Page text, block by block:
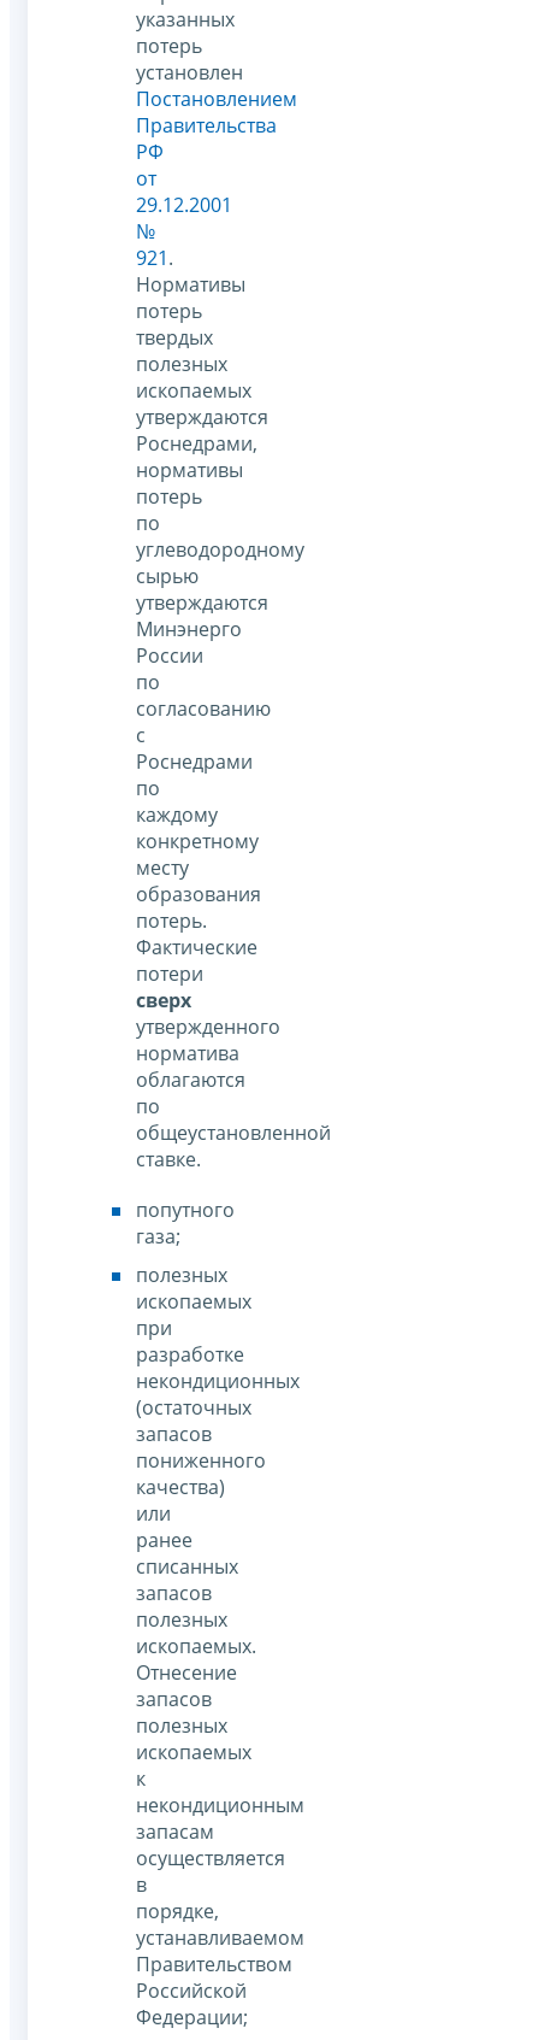
указанных
потерь
установлен
Постановлением
Правительства
РФ
от
29.12.2001
№
921.
Нормативы
потерь
твердых
полезных
ископаемых
утверждаются
Роснедрами,
нормативы
потерь
по
углеводородному
сырью
утверждаются
Минэнерго
России
по
согласованию
с
Роснедрами
по
каждому
конкретному
месту
образования
потерь.
Фактические
потери
сверх
утвержденного
норматива
облагаются
по
общеустановленной
ставке.
попутного
газа;
полезных
ископаемых
при
разработке
некондиционных
(остаточных
запасов
пониженного
качества)
или
ранее
списанных
запасов
полезных
ископаемых.
Отнесение
запасов
полезных
ископаемых
к
некондиционным
запасам
осуществляется
в
порядке,
устанавливаемом
Правительством
Российской
Федерации;